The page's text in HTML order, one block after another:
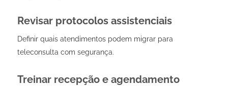
Revisar protocolos assistenciais
Definir quais atendimentos podem migrar para
teleconsulta com segurança.
Treinar recepção e agendamento